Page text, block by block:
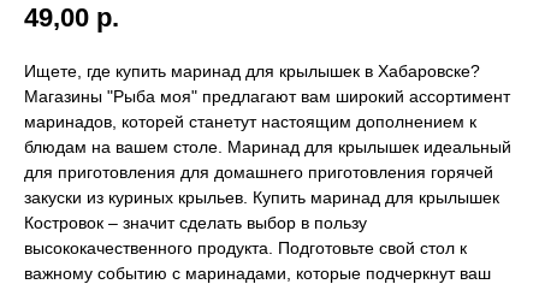
49,00 р.
Ищете, где купить маринад для крылышек в Хабаровске?
Магазины "Рыба моя" предлагают вам широкий ассортимент
маринадов, которей станетут настоящим дополнением к
блюдам на вашем столе. Маринад для крылышек идеальный
для приготовления для домашнего приготовления горячей
закуски из куриных крыльев. Купить маринад для крылышек
Костровок – значит сделать выбор в пользу
высококачественного продукта. Подготовьте свой стол к
важному событию с маринадами, которые подчеркнут ваш